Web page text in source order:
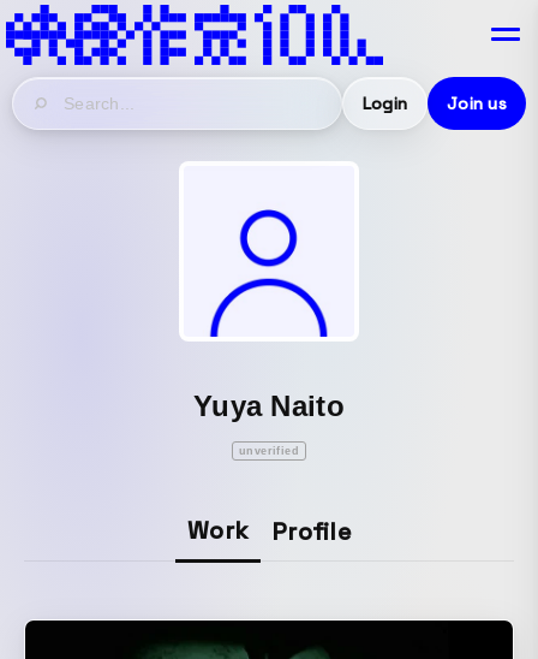
Login Join us
Yuya Naito
unverified
Work Profile